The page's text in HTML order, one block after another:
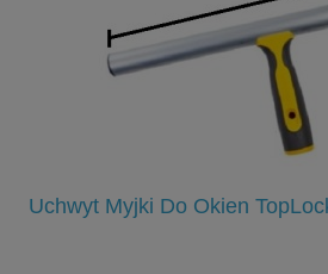
Uchwyt Myjki Do Okien